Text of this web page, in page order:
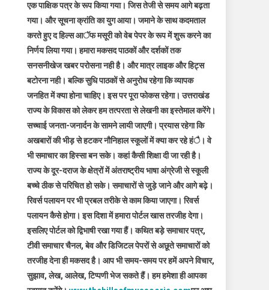
एक पाक्षिक पत्र के रूप किया गया। जिस तेजी से समय आगे बढ़ता
गया। और सूचना क्रांति का युग आया। जमाने के साथ कदमताल
करते हुए द हिल्स आॅफ मसूरी को वेब पेपर के रूप में शुरू करने का
निर्णय लिया गया। हमारा मकसद पाठकों और दर्शकों तक
सनसनीखेज खबर परोसना नही है। और मात्र लाइक और हिट्स
बटोरना नही। बल्कि सुधि पाठकों से अनुरोध रहेगा कि व्यापक
जनहित में क्या होना चाहिए। इस पर पूरा फोकस रहेगा। उत्तराखंड
राज्य के विकास को लेकर हम तत्परता से लेखनी का इस्तेमाल करेंगे।
सच्चाई जनता-जनार्दन के सामने लायी जाएगी। प्रयास रहेगा कि
अखबारों की भीड़ से हटकर नौनिहाल स्कूलों में क्या कर रहे हंै। वे
भी समाचार का हिस्सा बन सके। कहां कैसी शिक्षा दी जा रही है।
राज्य के दूर-दराज के क्षेत्रों में अंतराष्ट्रीय भाषा अंग्रेजी से स्कूली
बच्चे ठीक से परिचित हो सके। समाचारों से जुड़े जाने और आगे बढ़े।
रिवर्स पलायन पर भी प्रबल तरीके से काम किया जाएगा। रिवर्स
पलायन कैसे होगा। इस दिशा में हमारा पोर्टल खास तरजीह देगा।
इसलिए पोर्टल को द्विभाषी रखा गया हैं। कथित बड़े समाचार पत्र,
टीवी समाचार चैनल, बेव और डिजिटल पेपरों से अछूते समाचारों को
तरजीह देना ही मकसद है। आप भी समय-समय पर हमें अपने विचार,
सुझाव, लेख, आलेख, टिप्पणी भेज सकते हैं। हम हमेशा ही आपका